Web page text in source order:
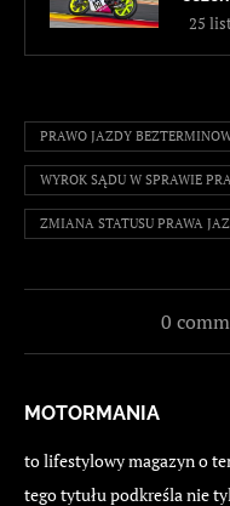
25
PRAWO JAZDY
WYROK SĄDU W SPRAWIE
ZMIANA STATUSU PRAWA
0
MOTORMANIA
to lifestylowy magazyn o
tego tytułu podkreśla nie